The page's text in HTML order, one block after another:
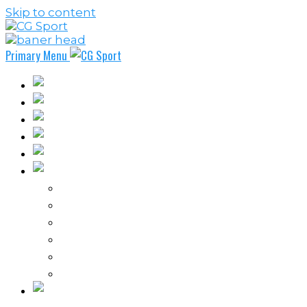
Skip to content
Primary Menu